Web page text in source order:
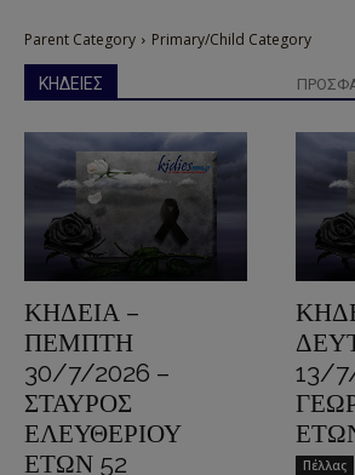
Parent Category Primary/Child Category
ΚΗΔΕΙΕΣ
ΚΗΔΕΙΑ –
ΠΕΜΠΤΗ
30/7/2026 –
ΣΤΑΥΡΟΣ
ΕΛΕΥΘΕΡΙΟΥ
ΕΤΩΝ 52
13/
Πέλλας